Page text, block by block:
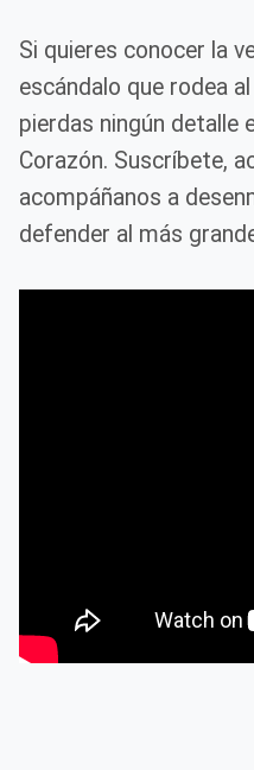
Si quieres conocer la
escándalo que rodea
pierdas ningún detalle
Corazón. Suscríbete,
acompáñanos a
defender al más